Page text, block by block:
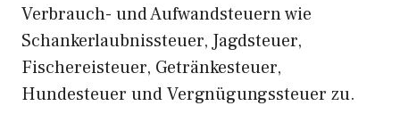
Verbrauch- und Aufwandsteuern wie
Schankerlaubnissteuer, Jagdsteuer,
Fischereisteuer, Getränkesteuer,
Hundesteuer und Vergnügungssteuer zu.